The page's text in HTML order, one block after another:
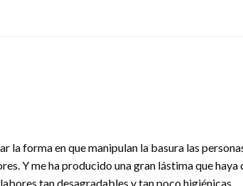
la forma en que manipulan la basura las
Y me ha producido una gran lástima que haya
tan desagradables y tan poco higiénicas.